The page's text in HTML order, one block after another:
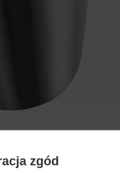
informacje mają
wizualnie od
zgód